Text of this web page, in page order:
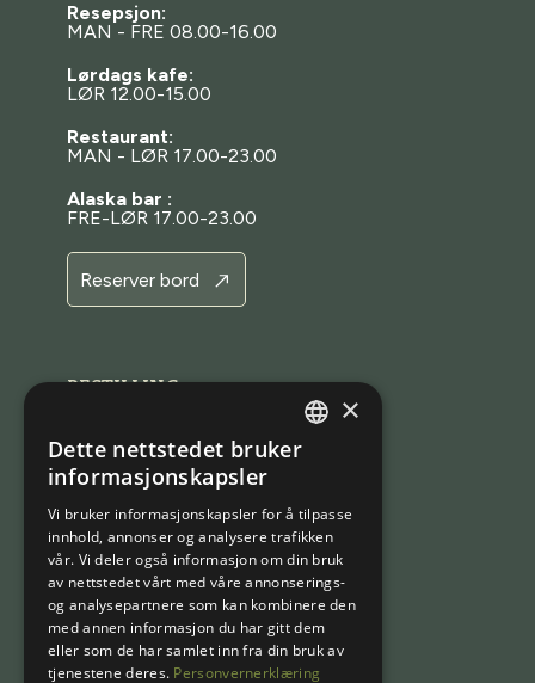
Resepsjon:
MAN - FRE 08.00-16.00
Lørdags kafe:
LØR 12.00-15.00
Restaurant:
MAN - LØR 17.00-23.00
Alaska bar :
FRE-LØR 17.00-23.00
Reserver bord
BESTILLING
Bestill en opplevelse
Bestill rom
Bestill en pakke
Kjøp gavekort
NORWEGIAN
×
Dette nettstedet bruker
informasjonskapsler
Vi bruker informasjonskapsler for å tilpasse
innhold, annonser og analysere trafikken
vår. Vi deler også informasjon om din bruk
av nettstedet vårt med våre annonserings-
og analysepartnere som kan kombinere den
med annen informasjon du har gitt dem
eller som de har samlet inn fra din bruk av
tjenestene deres. Personvernerklæring